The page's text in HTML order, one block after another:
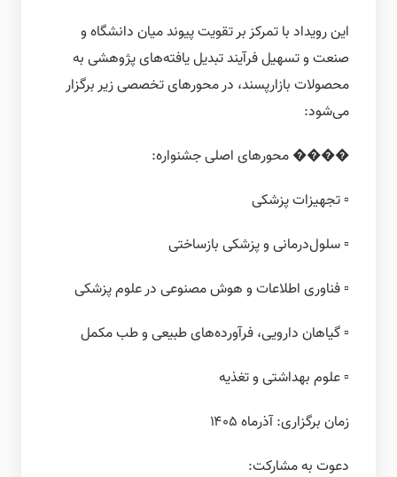
این رویداد با تمرکز بر تقویت پیوند میان دانشگاه و
صنعت و تسهیل فرآیند تبدیل یافته‌های پژوهشی به
محصولات بازار‌پسند، در محورهای تخصصی زیر برگزار
می‌شود:
���� محورهای اصلی جشنواره:
▫️ تجهیزات پزشکی
▫️ سلول‌درمانی و پزشکی بازساختی
▫️ فناوری اطلاعات و هوش مصنوعی در علوم پزشکی
▫️ گیاهان دارویی، فرآورده‌های طبیعی و طب مکمل
▫️ علوم بهداشتی و تغذیه
زمان برگزاری: آذرماه ۱۴۰۵
دعوت به مشارکت: